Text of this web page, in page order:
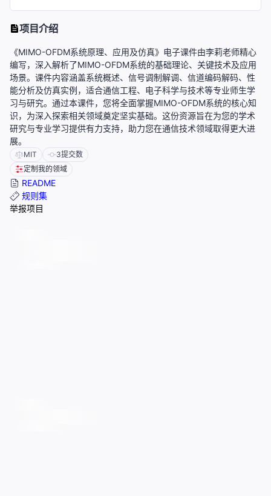
项目介绍
《MIMO-OFDM系统原理、应用及仿真》电子课件由李莉老师精心
编写，深入解析了MIMO-OFDM系统的基础理论、关键技术及应用
场景。课件内容涵盖系统概述、信号调制解调、信道编码解码、性
能分析及仿真实例，适合通信工程、电子科学与技术等专业师生学
习与研究。通过本课件，您将全面掌握MIMO-OFDM系统的核心知
识，为深入探索相关领域奠定坚实基础。这份资源旨在为您的学术
研究与专业学习提供有力支持，助力您在通信技术领域取得更大进
展。
MIT 3提交数
定制我的领域
README
规则集
举报项目